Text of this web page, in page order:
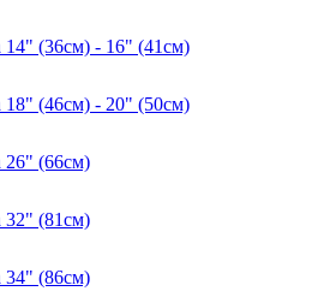
(36см) - 16" (41см)
(46см) - 20" (50см)
(66см)
(81см)
(86см)